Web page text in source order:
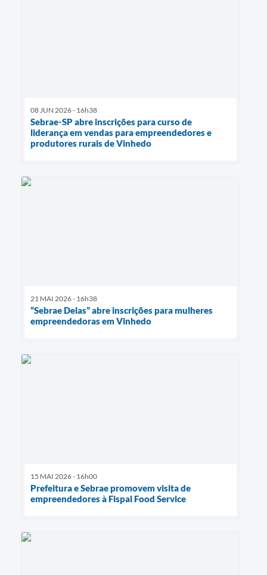
08 JUN 2026 - 16h38
Sebrae-SP abre inscrições para curso de
liderança em vendas para empreendedores e
produtores rurais de Vinhedo
21 MAI 2026 - 16h38
“Sebrae Delas” abre inscrições para mulheres
empreendedoras em Vinhedo
15 MAI 2026 - 16h00
Prefeitura e Sebrae promovem visita de
empreendedores à Fispal Food Service